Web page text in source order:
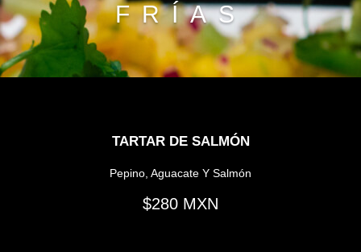
FRÍAS
TARTAR DE SALMÓN
Pepino, Aguacate Y Salmón
280